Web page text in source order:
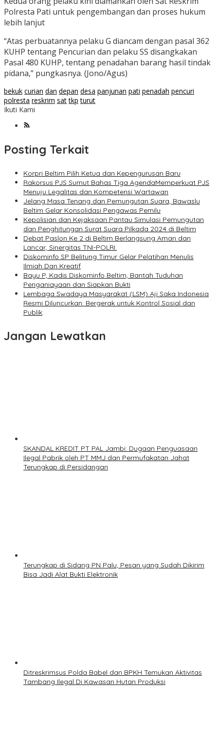
Polresta Pati untuk pengembangan dan proses hukum
lebih lanjut
“Atas perbuatannya pelaku G diancam dengan pasal 362
KUHP tentang Pencurian dan pelaku SS disangkakan
Pasal 480 KUHP, tentang penadahan barang hasil tindak
pidana,” pungkasnya. (Jono/Agus)
bekuk curian dan depan desa panjunan pati penadah pencuri
polresta reskrim sat tkp turut
Ikuti Kami
Posting Terkait
Korpri Beltim Pilih Ketua dan Kepengurusan Baru
Rakorsus PJS Sumut Bahas Tiga AgendaMemperkuat PJS
Menuju Legalitas dan Kompetensi Wartawan
Jelang Masa Tenang dan Pemungutan Suara, Bawaslu
Beltim Gelar Konsolidasi Pengawas Pemilu
Kepolisian dan Kejaksaan Pantau Simulasi Pemungutan
dan Penghitungan Surat Suara Pilkada 2024 di Beltim
Debat Paslon Ke 2 di Beltim Berlangsung Aman dan
Lancar, Sinergitas TNI-POLRI.
Diskominfo SP Belitung Timur Gelar Pelatihan Menulis
Ilmiah Dan Kreatif
Bayu P, Kadis Diskominfo Beltim, Bantah Tuduhan
Penganiayaan dan Siapkan Bukti
Lembaga Swadaya Masyarakat (LSM) Aji Saka Indonesia
Resmi Diluncurkan: Bergerak untuk Kontrol Sosial dan
Publik
Jangan Lewatkan
SKANDAL KREDIT PT PAL Jambi: Dugaan Penguasaan
Ilegal Pabrik oleh PT MMJ dan Permufakatan Jahat
Terungkap di Persidangan
Terungkap di Sidang PN Palu, Pesan yang Sudah Dikirim
Bisa Jadi Alat Bukti Elektronik
Ditreskrimsus Polda Babel dan BPKH Temukan Aktivitas
Tambang Ilegal Di Kawasan Hutan Produksi